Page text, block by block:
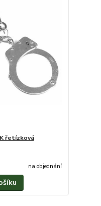
řetízková
na objednání